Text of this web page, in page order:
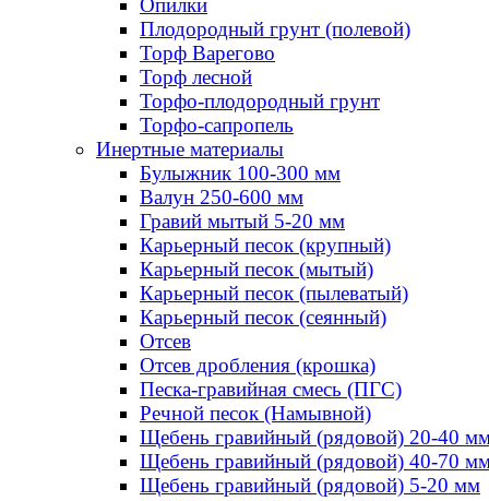
Опилки
Плодородный грунт (полевой)
Торф Варегово
Торф лесной
Торфо-плодородный грунт
Торфо-сапропель
Инертные материалы
Булыжник 100-300 мм
Валун 250-600 мм
Гравий мытый 5-20 мм
Карьерный песок (крупный)
Карьерный песок (мытый)
Карьерный песок (пылеватый)
Карьерный песок (сеянный)
Отсев
Отсев дробления (крошка)
Песка-гравийная смесь (ПГС)
Речной песок (Намывной)
Щебень гравийный (рядовой) 20-40
Щебень гравийный (рядовой) 40-70
Щебень гравийный (рядовой) 5-20 мм